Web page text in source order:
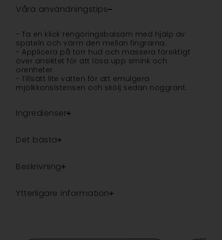
Våra användningstips
- Ta en klick rengöringsbalsam med hjälp av
spateln och värm den mellan fingrarna.
- Applicera på torr hud och massera försiktigt
över ansiktet för att lösa upp smink och
orenheter.
- Tillsätt lite vatten för att emulgera
mjölkkonsistensen och skölj sedan noggrant.
Ingredienser
Det bästa
Beskrivning
Ytterligare information